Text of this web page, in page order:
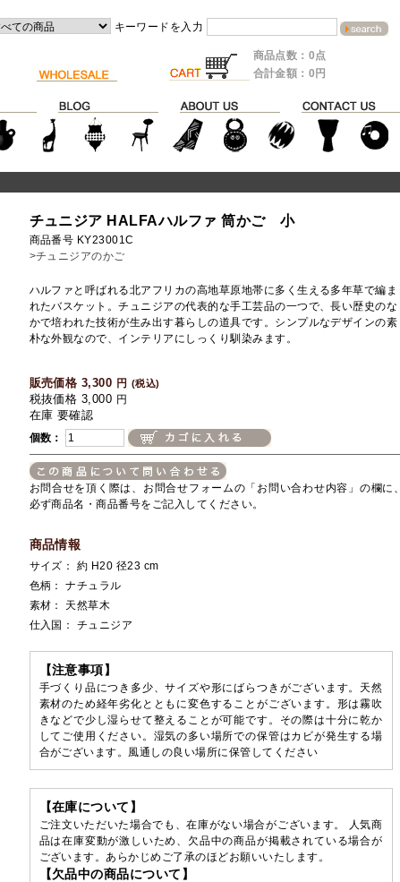
キーワードを入力
商品点数：0点
合計金額：0円
チュニジア HALFAハルファ 筒かご 小
商品番号 KY23001C
>チュニジアのかご
ハルファと呼ばれる北アフリカの高地草原地帯に多く生える多年草で編ま
れたバスケット。チュニジアの代表的な手工芸品の一つで、長い歴史のな
かで培われた技術が生み出す暮らしの道具です。シンプルなデザインの素
朴な外観なので、インテリアにしっくり馴染みます。
販売価格 3,300 円 (税込)
税抜価格 3,000 円
在庫 要確認
個数：
お問合せを頂く際は、お問合せフォームの「お問い合わせ内容」の欄に、
必ず商品名・商品番号をご記入してください。
商品情報
サイズ： 約 H20 径23 cm
色柄： ナチュラル
素材： 天然草木
仕入国： チュニジア
【注意事項】
手づくり品につき多少、サイズや形にばらつきがございます。天然
素材のため経年劣化とともに変色することがございます。形は霧吹
きなどで少し湿らせて整えることが可能です。その際は十分に乾か
してご使用ください。湿気の多い場所での保管はカビが発生する場
合がございます。風通しの良い場所に保管してください
【在庫について】
ご注文いただいた場合でも、在庫がない場合がございます。 人気商
品は在庫変動が激しいため、欠品中の商品が掲載されている場合が
ございます。あらかじめご了承のほどお願いいたします。
【欠品中の商品について】